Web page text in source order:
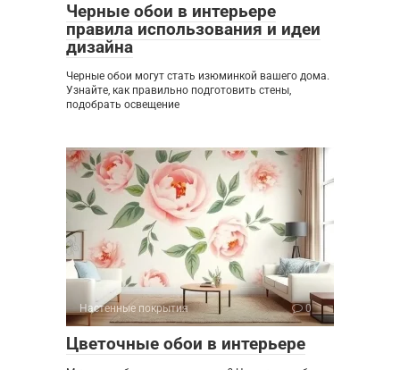
Черные обои в интерьере
правила использования и идеи
дизайна
Черные обои могут стать изюминкой вашего дома.
Узнайте, как правильно подготовить стены,
подобрать освещение
Настенные покрытия 0
Цветочные обои в интерьере